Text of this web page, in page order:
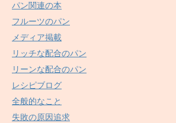
パン関連の本
フルーツのパン
メディア掲載
リッチな配合のパン
リーンな配合のパン
レシピブログ
全般的なこと
失敗の原因追求